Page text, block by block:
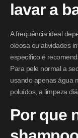
lavar a
A frequência ideal
oleosa ou atividades
específico é
Para pele normal a
usando apenas água
poluídos, a limpeza
Por que